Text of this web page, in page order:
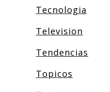
Tecnologia
Television
Tendencias
Topicos